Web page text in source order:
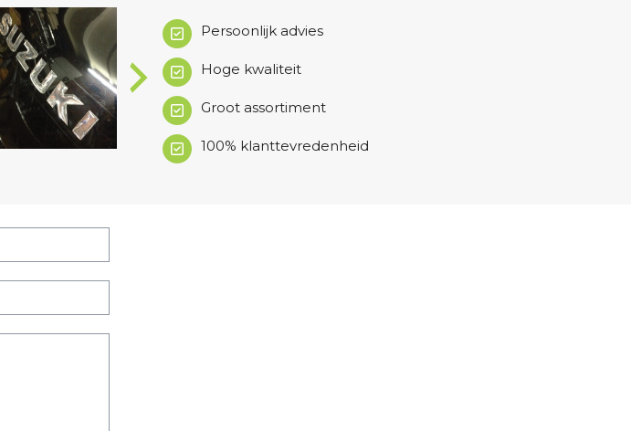
Persoonlijk advies
Hoge kwaliteit
Groot assortiment
100% klanttevredenheid